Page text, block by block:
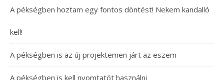
A pékségben hoztam egy fontos döntést! Nekem kandalló
kell!
A pékségben is az új projektemen járt az eszem
A pékségben is kell nyomtatót használni